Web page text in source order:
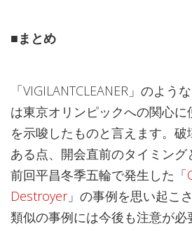
■まとめ
「VIGILANTCLEANER」のよう
は東京オリンピックへの関心
を示唆したものと言えます。
ある点、開会直前のタイミング
前回平昌冬季五輪で発生した「
Destroyer」の事例を思い起こ
類似の事例には今後も注意が